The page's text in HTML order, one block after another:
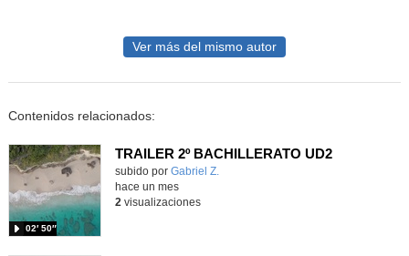
Ver más del mismo autor
Contenidos relacionados:
TRAILER 2º BACHILLERATO UD2
Contenido educativo.
subido por Gabriel Z.
02′ 50″
hace un mes
2 visualizaciones